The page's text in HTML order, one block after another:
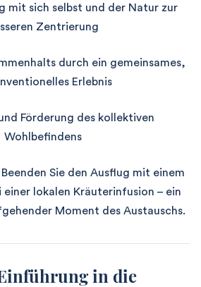
mit sich selbst und der Natur zur
Zentrierung
durch ein gemeinsames,
Erlebnis
Förderung des kollektiven
Wohlbefindens
Beenden Sie den Ausflug mit einem
einer lokalen Kräuterinfusion – ein
Moment des Austauschs.
in die